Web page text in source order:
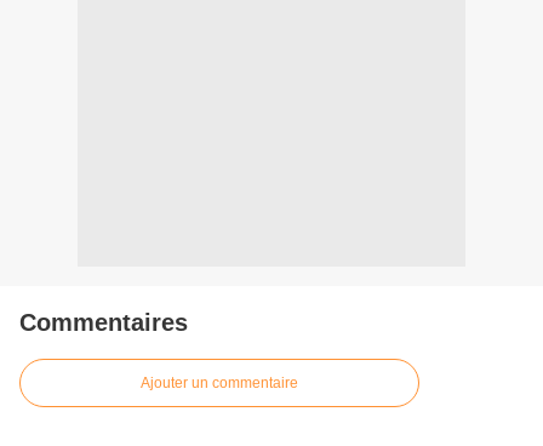
Commentaires
Ajouter un commentaire